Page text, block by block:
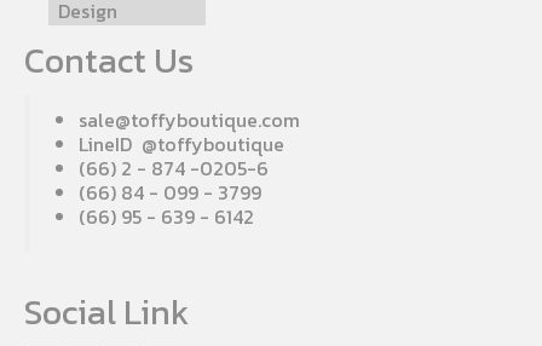
Design
Contact Us
sale@toffyboutique.com
LineID @toffyboutique
(66) 2 - 874 -0205-6
(66) 84 - 099 - 3799
(66) 95 - 639 - 6142
Social Link